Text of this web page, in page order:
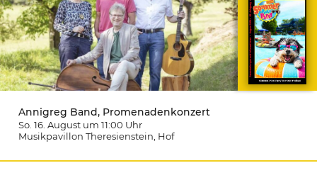
Annigreg Band, Promenadenkonzert
So. 16. August um 11:00 Uhr
Musikpavillon Theresienstein , Hof